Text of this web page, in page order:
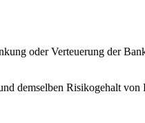
oder Verteuerung der
demselben Risikogehalt